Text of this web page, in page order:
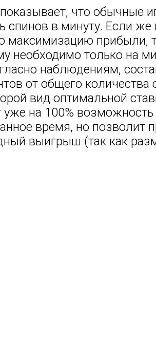
что обычные
спинов в минуту. Если же
максимизацию прибыли,
необходимо только на
наблюдениям,
от общего количества
вид оптимальной
уже на 100% возможность
время, но позволит
выигрыш (так как